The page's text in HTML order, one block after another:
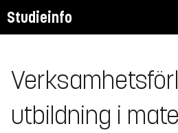
Studieinfo
utbildning i